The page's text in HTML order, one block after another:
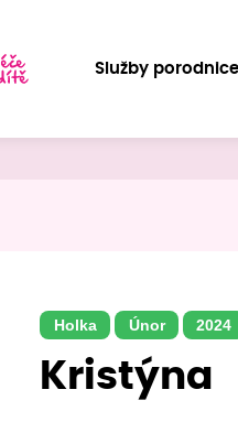
Služby porodnice
Holka Únor 2024
Kristýna